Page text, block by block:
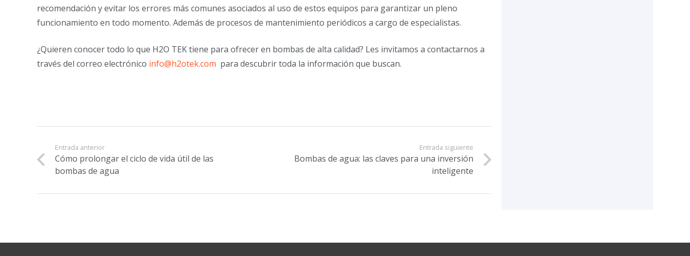
recomendación y evitar los errores más comunes asociados al uso de estos equipos para garantizar un pleno
funcionamiento en todo momento. Además de procesos de mantenimiento periódicos a cargo de especialistas.
¿Quieren conocer todo lo que H2O TEK tiene para ofrecer en bombas de alta calidad? Les invitamos a contactarnos a
través del correo electrónico info@h2otek.com para descubrir toda la información que buscan.
Entrada anterior
Cómo prolongar el ciclo de vida útil de las
bombas de agua
Entrada siguiente
Bombas de agua: las claves para una inversión
inteligente